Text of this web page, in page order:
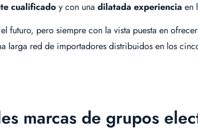
cualificado y con una dilatada experiencia en
futuro, pero siempre con la vista puesta en ofrecer
larga red de importadores distribuidos en los
marcas de grupos